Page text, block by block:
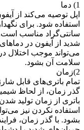
1) دما
سانتی‌گراد مناسب است.
می‌تواند موجب اختلال
سلامت آن بشود.
2)زمان
تمام باتری‌های قابل
گذر زمان، از لحاظ
باتری از زمان تولید
استفاده نکردن نیز
بشود. با گذر زمان،